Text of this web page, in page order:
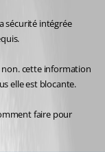
sécurité intégrée
cette information
elle est blocante.
faire pour